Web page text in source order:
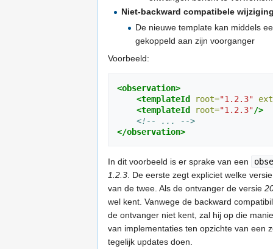
Niet-backward compatibele
De nieuwe template kan middels
gekoppeld aan zijn voorganger
Voorbeeld:
<observation>
<templateId
root="1.2.3"
<templateId
root="1.2.3"/>
<!-- ... -->
</observation>
In dit voorbeeld is er sprake van een
1.2.3. De eerste zegt expliciet welke
van de twee. Als de ontvanger de versie
wel kent. Vanwege de backward
de ontvanger niet kent, zal hij op die
van implementaties ten opzichte van een
tegelijk updates doen.